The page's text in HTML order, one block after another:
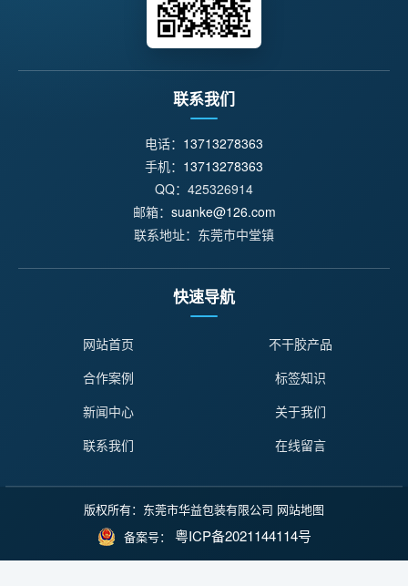
联系我们
电话： 13713278363
手机： 13713278363
QQ：425326914
邮箱： suanke@126.com
联系地址：东莞市中堂镇
快速导航
网站首页
不干胶产品
合作案例
标签知识
新闻中心
关于我们
联系我们
在线留言
版权所有：东莞市华益包装有限公司 网站地图
备案号： 粤ICP备2021144114号